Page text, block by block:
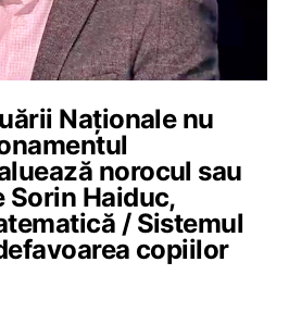
Naționale nu
norocul sau
Sorin Haiduc,
/ Sistemul
copiilor